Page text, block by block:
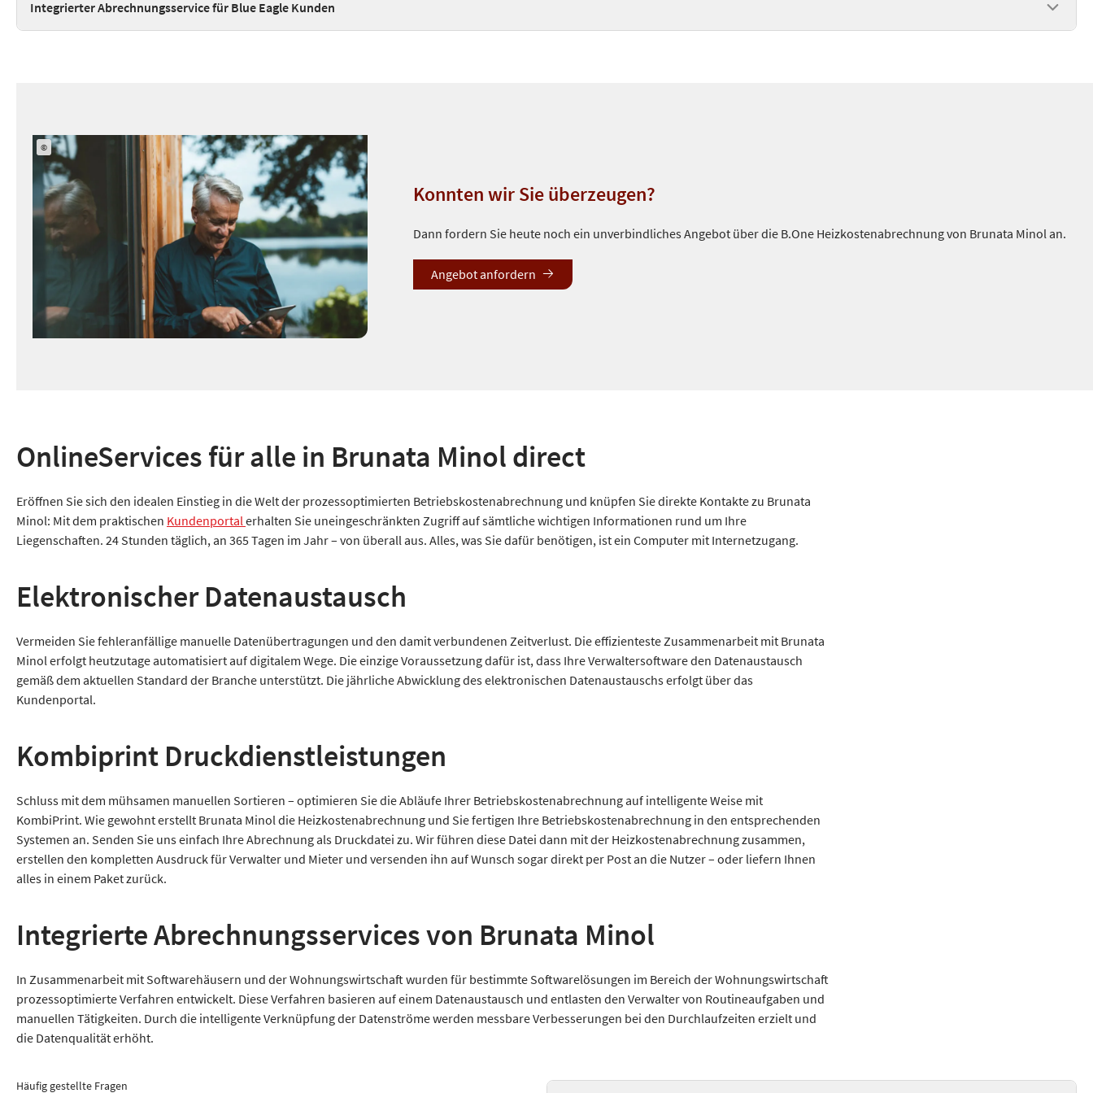
Integrierter Abrechnungsservice für Blue Eagle Kunden
©
Konnten wir Sie überzeugen?
Dann fordern Sie heute noch ein unverbindliches Angebot über die B.One Heizkostenabrechnung von Brunata Minol an.
Angebot anfordern
OnlineServices für alle in Brunata Minol direct
Eröffnen Sie sich den idealen Einstieg in die Welt der prozessoptimierten Betriebskostenabrechnung und knüpfen Sie direkte Kontakte zu Brunata
Minol: Mit dem praktischen Kundenportalerhalten Sie uneingeschränkten Zugriff auf sämtliche wichtigen Informationen rund um Ihre
Liegenschaften. 24 Stunden täglich, an 365 Tagen im Jahr – von überall aus. Alles, was Sie dafür benötigen, ist ein Computer mit Internetzugang.
Elektronischer Datenaustausch
Vermeiden Sie fehleranfällige manuelle Datenübertragungen und den damit verbundenen Zeitverlust. Die effizienteste Zusammenarbeit mit Brunata
Minol erfolgt heutzutage automatisiert auf digitalem Wege. Die einzige Voraussetzung dafür ist, dass Ihre Verwaltersoftware den Datenaustausch
gemäß dem aktuellen Standard der Branche unterstützt. Die jährliche Abwicklung des elektronischen Datenaustauschs erfolgt über das
Kundenportal.
Kombiprint Druckdienstleistungen
Schluss mit dem mühsamen manuellen Sortieren – optimieren Sie die Abläufe Ihrer Betriebskostenabrechnung auf intelligente Weise mit
KombiPrint. Wie gewohnt erstellt Brunata Minol die Heizkostenabrechnung und Sie fertigen Ihre Betriebskostenabrechnung in den entsprechenden
Systemen an. Senden Sie uns einfach Ihre Abrechnung als Druckdatei zu. Wir führen diese Datei dann mit der Heizkostenabrechnung zusammen,
erstellen den kompletten Ausdruck für Verwalter und Mieter und versenden ihn auf Wunsch sogar direkt per Post an die Nutzer – oder liefern Ihnen
alles in einem Paket zurück.
Integrierte Abrechnungsservices von Brunata Minol
In Zusammenarbeit mit Softwarehäusern und der Wohnungswirtschaft wurden für bestimmte Softwarelösungen im Bereich der Wohnungswirtschaft
prozessoptimierte Verfahren entwickelt. Diese Verfahren basieren auf einem Datenaustausch und entlasten den Verwalter von Routineaufgaben und
manuellen Tätigkeiten. Durch die intelligente Verknüpfung der Datenströme werden messbare Verbesserungen bei den Durchlaufzeiten erzielt und
die Datenqualität erhöht.
Häufig gestellte Fragen